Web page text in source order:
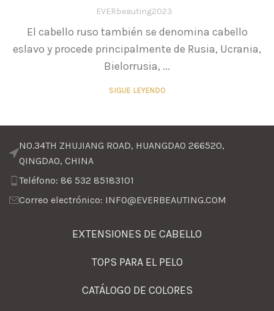
EVERbeauting2023
El cabello ruso también se denomina cabello
eslavo y procede principalmente de Rusia, Ucrania,
Bielorrusia, ...
SIGUE LEYENDO
NO.34TH ZHUJIANG ROAD, HUANGDAO 266520,
QINGDAO, CHINA
Teléfono: 86 532 85183101
Correo electrónico: INFO@EVERBEAUTING.COM
EXTENSIONES DE CABELLO
TOPS PARA EL PELO
CATÁLOGO DE COLORES